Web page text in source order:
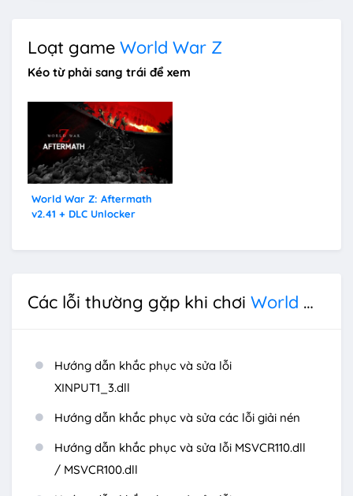
Loạt game World War Z
Kéo từ phải sang trái để xem
World War Z: Aftermath
v2.41 + DLC Unlocker
Các lỗi thường gặp khi chơi World War Z
Hướng dẫn khắc phục và sửa lỗi
XINPUT1_3.dll
Hướng dẫn khắc phục và sửa các lỗi giải nén
Hướng dẫn khắc phục và sửa lỗi MSVCR110.dll
/ MSVCR100.dll